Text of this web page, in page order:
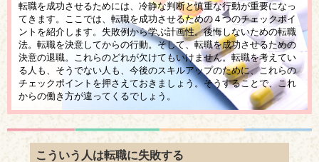
転職を成功させるためには、冷静な判断と慎重な行動が重要になっ
てきます。ここでは、転職を成功させるための４つのチェックポイ
ントを紹介します。失敗例から学ぶ計画性。後悔しないための転職
法。転職を決意してからの行動。そして、転職を成功させるための
決意の退職。これらのどれが欠けてもいけません。転職を考えてい
る人も、そうでない人も、今後のスキルアップのために、これらの
チェックポイントを押さえておきましょう。そうすることで、これ
からの働き方が違ってくるでしょう。
こういう人は転職に失敗する